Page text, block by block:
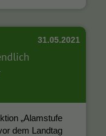
31.05.2021
„Alamstufe
dem Landtag